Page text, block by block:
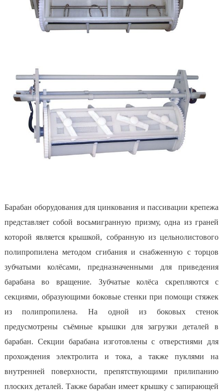
Барабан оборудования для цинкования и пассивации крепежа
представляет собой восьмигранную призму, одна из граней
которой является крышкой, собранную из цельнолистового
полипропилена методом сгибания и снабженную с торцов
зубчатыми колёсами, предназначенными для приведения
барабана во вращение. Зубчатые колёса скрепляются с
секциями, образующими боковые стенки при помощи стяжек
из полипропилена. На одной из боковых стенок
предусмотрены съёмные крышки для загрузки деталей в
барабан. Секции барабана изготовлены с отверстиями для
прохождения электролита и тока, а также пуклями на
внутренней поверхности, препятствующими прилипанию
плоских деталей. Также барабан имеет крышку с запирающей